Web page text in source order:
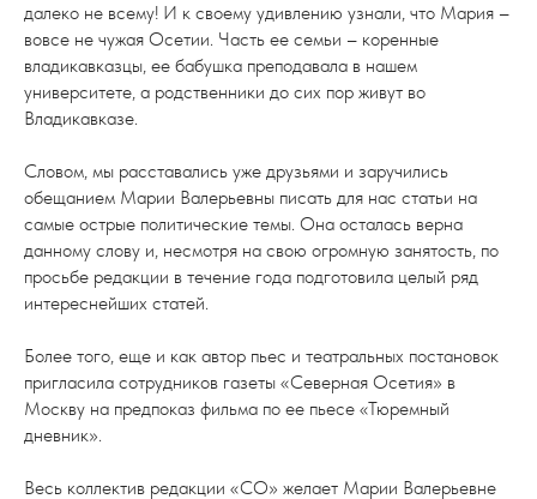
далеко не всему! И к своему удивлению узнали, что Мария –
вовсе не чужая Осетии. Часть ее семьи – коренные
владикавказцы, ее бабушка преподавала в нашем
университете, а родственники до сих пор живут во
Владикавказе.
Словом, мы расставались уже друзьями и заручились
обещанием Марии Валерьевны писать для нас статьи на
самые острые политические темы. Она осталась верна
данному слову и, несмотря на свою огромную занятость, по
просьбе редакции в течение года подготовила целый ряд
интереснейших статей.
Более того, еще и как автор пьес и театральных постановок
пригласила сотрудников газеты «Северная Осетия» в
Москву на предпоказ фильма по ее пьесе «Тюремный
дневник».
Весь коллектив редакции «СО» желает Марии Валерьевне